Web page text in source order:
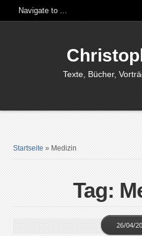
Texte, Bücher,
Startseite » Medizin
Tag:
26/04/